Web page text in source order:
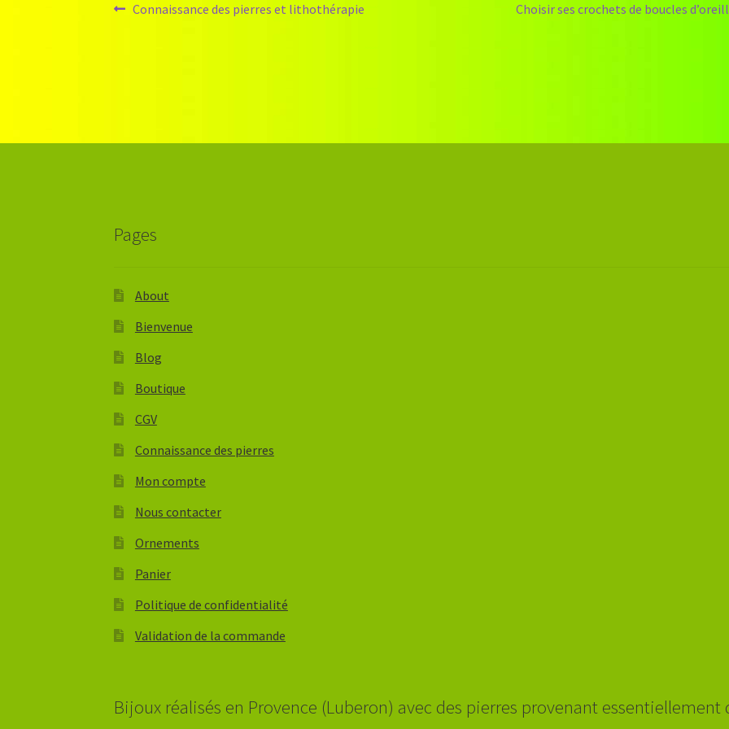
Navigation
Article
Connaissance des pierres et lithothérapie
Article
Choisir ses crochets de boucles
Pages
About
Bienvenue
Blog
Boutique
CGV
Connaissance des pierres
Mon compte
Nous contacter
Ornements
Panier
Politique de confidentialité
Validation de la commande
Bijoux réalisés en Provence (Luberon) avec des pierres provenant essentiellement